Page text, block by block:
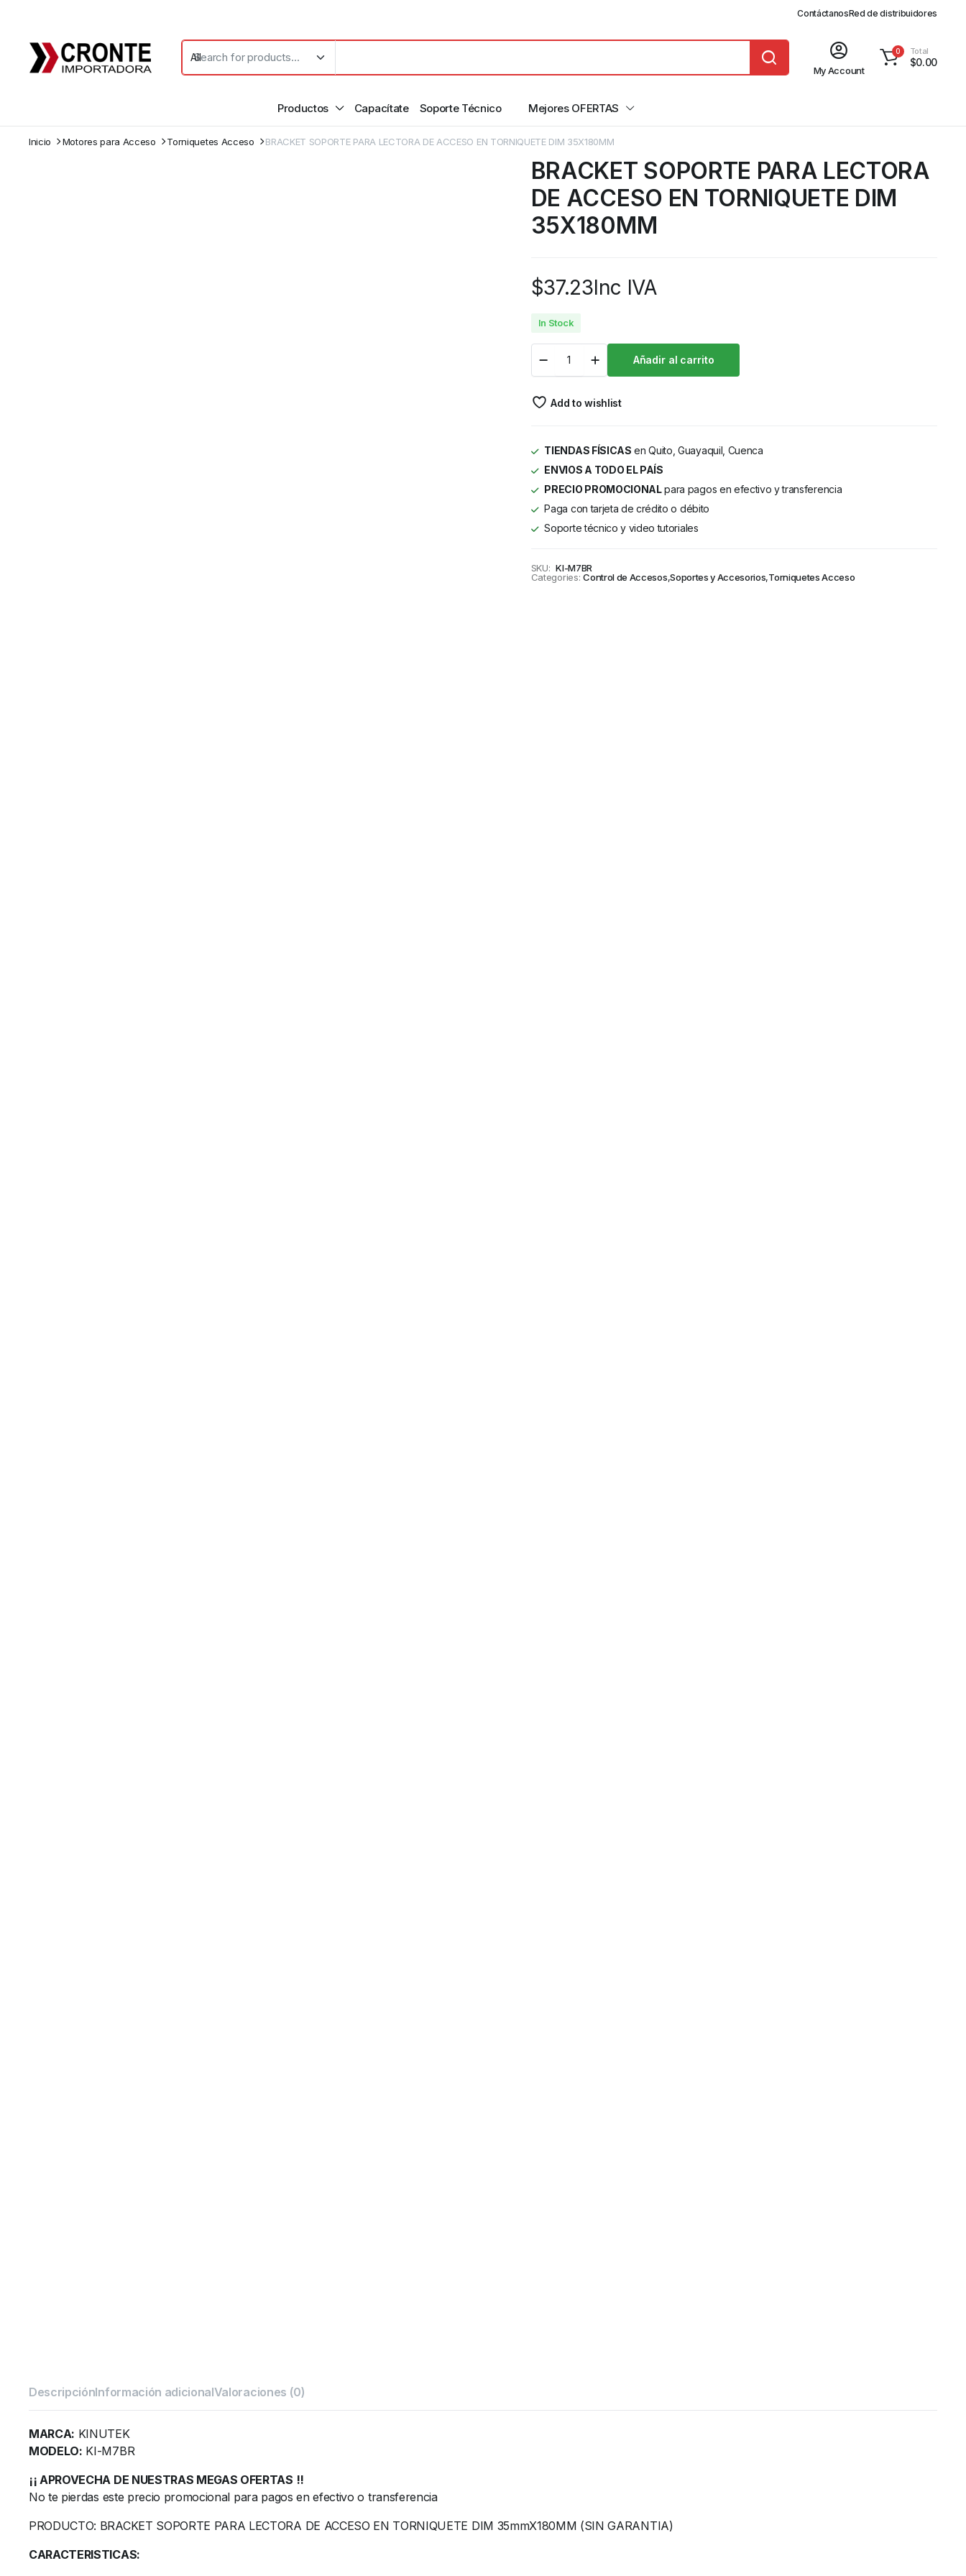
ContáctanosRed de distribuidores
My Account
0 Total
$0.00
Productos Capacítate Soporte Técnico Mejores OFERTAS
Inicio Motores para Acceso Torniquetes Acceso BRACKET SOPORTE PARA LECTORA DE ACCESO EN TORNIQUETE DIM 35X180MM
BRACKET SOPORTE PARA LECTORA
DE ACCESO EN TORNIQUETE DIM
35X180MM
$37.23Inc IVA
In Stock
Añadir al carrito
Add to wishlist
TIENDAS FÍSICAS en Quito, Guayaquil, Cuenca
ENVIOS A TODO EL PAÍS
PRECIO PROMOCIONALpara pagos en efectivo y transferencia
Paga con tarjeta de crédito o débito
Soporte técnico y video tutoriales
SKU: KI-M7BR
Categories: Control de Accesos,Soportes y Accesorios,Torniquetes Acceso
DescripciónInformación adicionalValoraciones (0)
MARCA: KINUTEK
MODELO: KI-M7BR
¡¡ APROVECHA DE NUESTRAS MEGAS OFERTAS !!
No te pierdas este precio promocional para pagos en efectivo o transferencia
PRODUCTO: BRACKET SOPORTE PARA LECTORA DE ACCESO EN TORNIQUETE DIM 35mmX180MM (SIN GARANTIA)
CARACTERISTICAS: